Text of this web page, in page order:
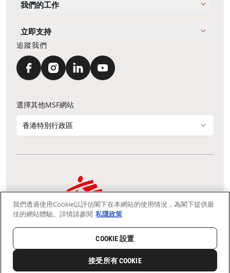
我們的工作
立即支持
追蹤我們
選擇其他MSF網站
香港特別行政區
通訊資料更新 鳴謝 私隱聲明
我們採用安全通訊端層 (Secure Socket Layer, SSL) 協定，有助保障敏感
資料在你的瀏覽器和我們伺服器之間的網上傳輸維持保密性。
慈善團體免稅檔案號碼：91/4075
Copyright © Médecins Sans Frontières Hong Kong. All rights
reserved.
我們透過使用Cookie以評估閣下在本網站的使用情況，為閣下提供最
佳的網站體驗。詳情請參閱 私隱政策
COOKIE 設置
接受所有 COOKIE